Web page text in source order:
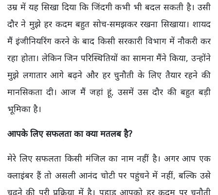
उम्र में यह सिखा दिया कि जिंदगी कभी भी बदल सकती है। उसी
दौर ने मुझे हर कदम बहुत सोच-समझकर रखना सिखाया। शायद
मैं इंजीनियरिंग करने के बाद किसी सरकारी विभाग में नौकरी कर
रहा होता। लेकिन जिन परिस्थितियों का सामना मैंने किया, उन्होंने
मुझे लगातार आगे बढ़ने और हर चुनौती के लिए तैयार रहने की
मानसिकता दी। आज मैं जहां हूं, उसमें उस दौर की बहुत बड़ी
भूमिका है।
आपके लिए सफलता का क्या मतलब है?
मेरे लिए सफलता किसी मंजिल का नाम नहीं है। अगर आप एक
क्लाइंबर हैं तो असली आनंद चोटी पर पहुंचने में नहीं, बल्कि उसे
चढ़ने की पूरी प्रक्रिया में है। पहाड़ आपको हर कदम पर चुनौती